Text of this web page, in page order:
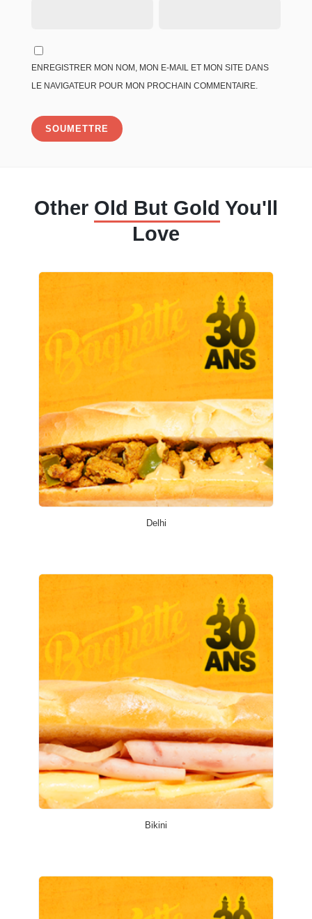
ENREGISTRER MON NOM, MON E-MAIL ET MON SITE DANS
LE NAVIGATEUR POUR MON PROCHAIN COMMENTAIRE.
Other Old But Gold You'll
Love
Delhi
Bikini